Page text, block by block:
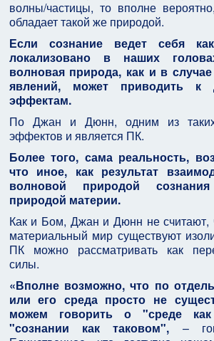
волны/частицы, то вполне
обладает такой же природой.
Если сознание ведет себя
локализовано в наших
волновая природа, как и в
явлений, может приводить к
эффектам.
По Джан и Дюнн, одним из таких
эффектов и является ПК.
Более того, сама реальность,
что иное, как результат
волновой природой
природой материи.
Как и Бом, Джан и Дюнн не считают,
материальный мир существуют
ПК можно рассматривать как
силы.
«Вполне возможно, что по
или его среда просто не
можем говорить о "среде
"сознании как таковом", –